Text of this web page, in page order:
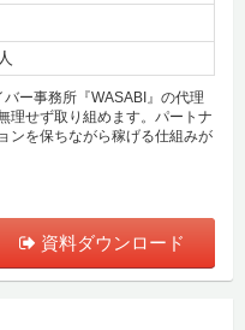
ー事務所『WASABI』の代理
理せず取り組めます。パートナ
ンを保ちながら稼げる仕組みが
資料ダウンロード